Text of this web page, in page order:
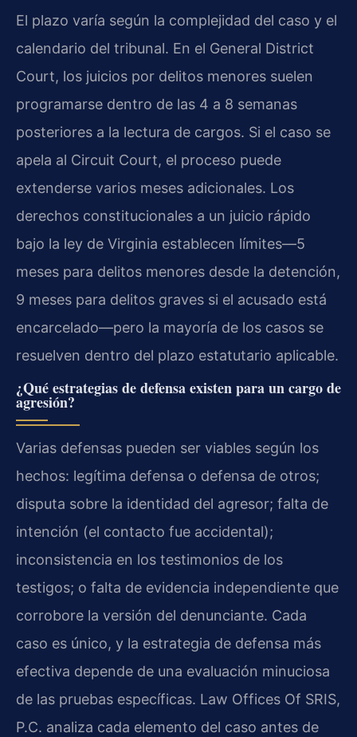
El plazo varía según la complejidad del caso y el
calendario del tribunal. En el General District
Court, los juicios por delitos menores suelen
programarse dentro de las 4 a 8 semanas
posteriores a la lectura de cargos. Si el caso se
apela al Circuit Court, el proceso puede
extenderse varios meses adicionales. Los
derechos constitucionales a un juicio rápido
bajo la ley de Virginia establecen límites—5
meses para delitos menores desde la detención,
9 meses para delitos graves si el acusado está
encarcelado—pero la mayoría de los casos se
resuelven dentro del plazo estatutario aplicable.
¿Qué estrategias de defensa existen para un cargo de
agresión?
Varias defensas pueden ser viables según los
hechos: legítima defensa o defensa de otros;
disputa sobre la identidad del agresor; falta de
intención (el contacto fue accidental);
inconsistencia en los testimonios de los
testigos; o falta de evidencia independiente que
corrobore la versión del denunciante. Cada
caso es único, y la estrategia de defensa más
efectiva depende de una evaluación minuciosa
de las pruebas específicas. Law Offices Of SRIS,
P.C. analiza cada elemento del caso antes de